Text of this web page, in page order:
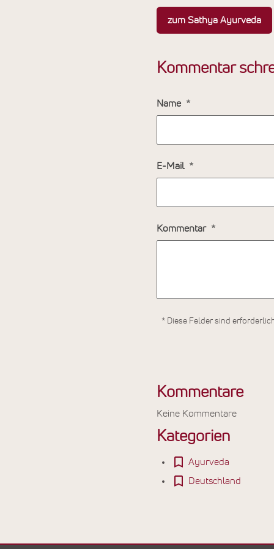
zum Sathya Ayurveda
Kommentar
Name
E-Mail
Kommentar
* Diese Felder sind
Kommentare
Keine Kommentare
Kategorien
Ayurveda
Deutschland